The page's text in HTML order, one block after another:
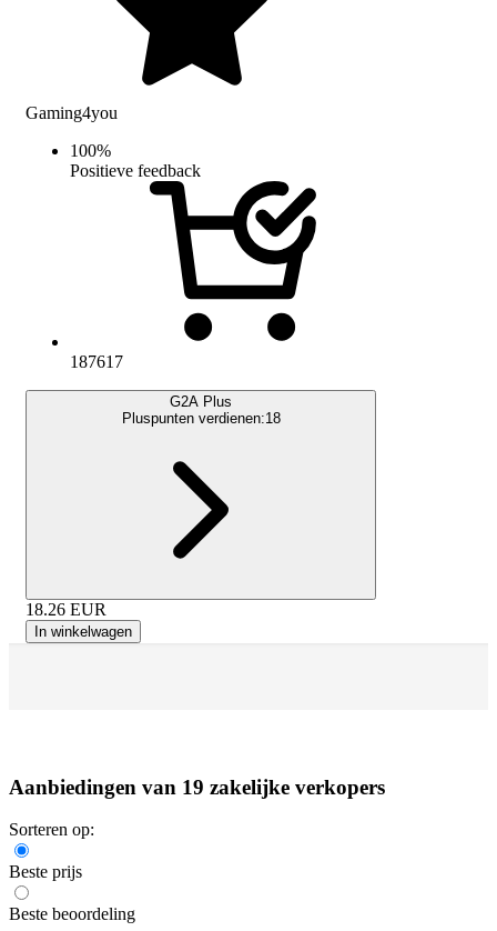
Gaming4you
100%
Positieve feedback
187617
G2A Plus
Pluspunten verdienen:18
18.26 EUR
In winkelwagen
Aanbiedingen van 19 zakelijke verkopers
Sorteren op:
Beste prijs
Beste beoordeling